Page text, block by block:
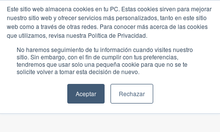
Este sitio web almacena cookies en tu PC. Estas cookies sirven para mejorar
nuestro sitio web y ofrecer servicios más personalizados, tanto en este sitio
web como a través de otras redes. Para conocer más acerca de las cookies
que utilizamos, revisa nuestra Política de Privacidad.
No haremos seguimiento de tu información cuando visites nuestro
sitio. Sin embargo, con el fin de cumplir con tus preferencias,
tendremos que usar solo una pequeña cookie para que no se te
solicite volver a tomar esta decisión de nuevo.
Aceptar Rechazar